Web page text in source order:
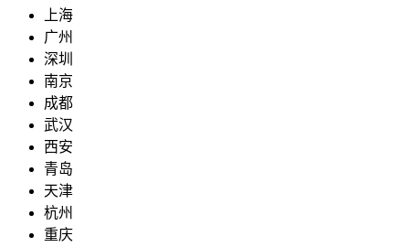
上海
广州
深圳
南京
成都
武汉
西安
青岛
天津
杭州
重庆